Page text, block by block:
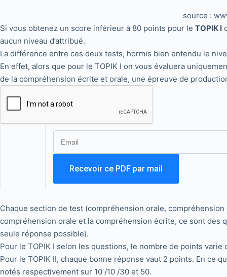
source :
Si vous obtenez un score inférieur à 80 points pour le TOPIK I
aucun niveau d’attribué.
La différence entre ces deux tests, hormis bien entendu le
En effet, alors que pour le TOPIK I on vous évaluera
de la compréhension écrite et orale, une épreuve de
Chaque section de test (compréhension orale,
compréhension orale et la compréhension écrite, ce sont
seule réponse possible).
Pour le TOPIK I selon les questions, le nombre de points
Pour le TOPIK II, chaque bonne réponse vaut 2 points. En ce
notés respectivement sur 10 /10 /30 et 50.